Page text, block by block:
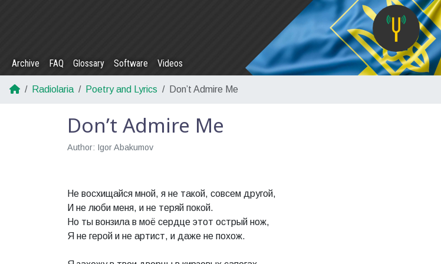
Archive FAQ Glossary Software Videos
Radiolaria Poetry and Lyrics Don’t Admire Me
Don’t Admire Me
Author: Igor Abakumov
Не восхищайся мной, я не такой, совсем другой,
И не люби меня, и не теряй покой.
Но ты вонзила в моё сердце этот острый нож,
Я не герой и не артист, и даже не похож.